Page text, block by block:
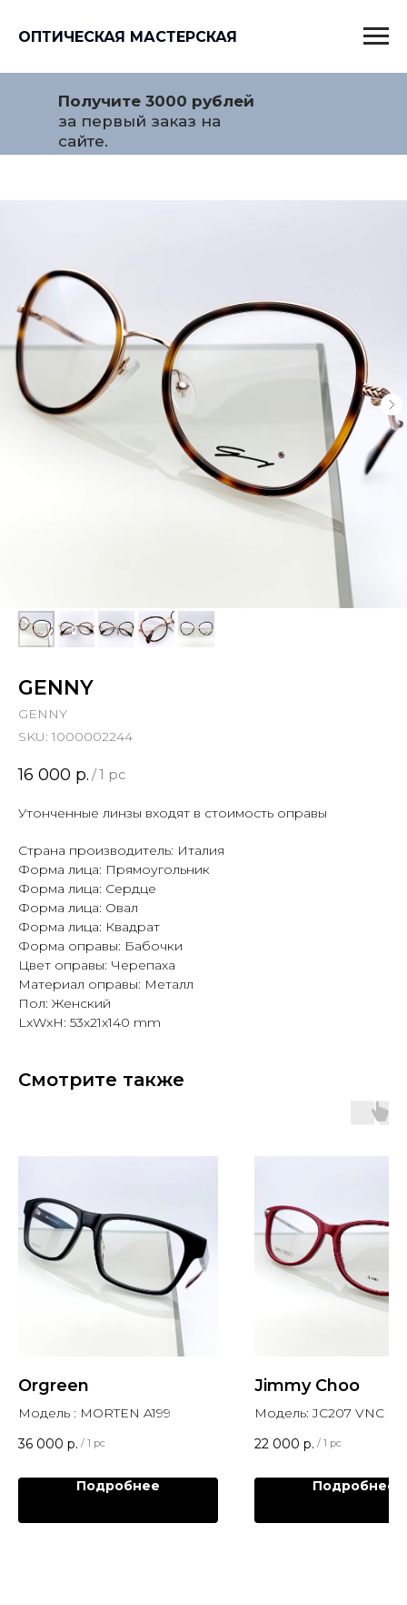
ОПТИЧЕСКАЯ МАСТЕРСКАЯ
Получите 3000 рублей
за первый заказ на
сайте.
GENNY
GENNY
SKU: 1000002244
16 000 р. /1 pc
Утонченные линзы входят в стоимость оправы
Страна производитель: Италия
Форма лица: Прямоугольник
Форма лица: Сердце
Форма лица: Овал
Форма лица: Квадрат
Форма оправы: Бабочки
Цвет оправы: Черепаха
Материал оправы: Металл
Пол: Женский
LxWxH: 53x21x140 mm
Смотрите также
Orgreen
Модель : MORTEN A199
36 000 р. / 1 pc
Подробнее
Jimmy Choo
Модель: JC207 VNC
22 000 р. / 1 pc
Подробнее